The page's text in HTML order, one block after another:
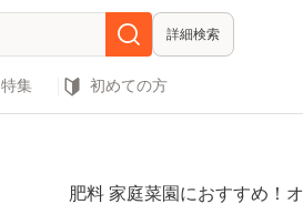
詳細検索
特集 初めての方
肥料 家庭菜園におすすめ！